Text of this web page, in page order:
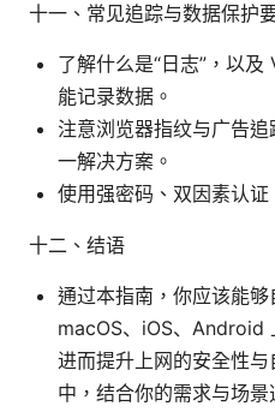
十一、常见追踪与数据保护
了解什么是“日志”，以
能记录数据。
注意浏览器指纹与广告
一解决方案。
使用强密码、双因素认证
十二、结语
通过本指南，你应该能够
macOS、iOS、Android
进而提升上网的安全性
中，结合你的需求与场